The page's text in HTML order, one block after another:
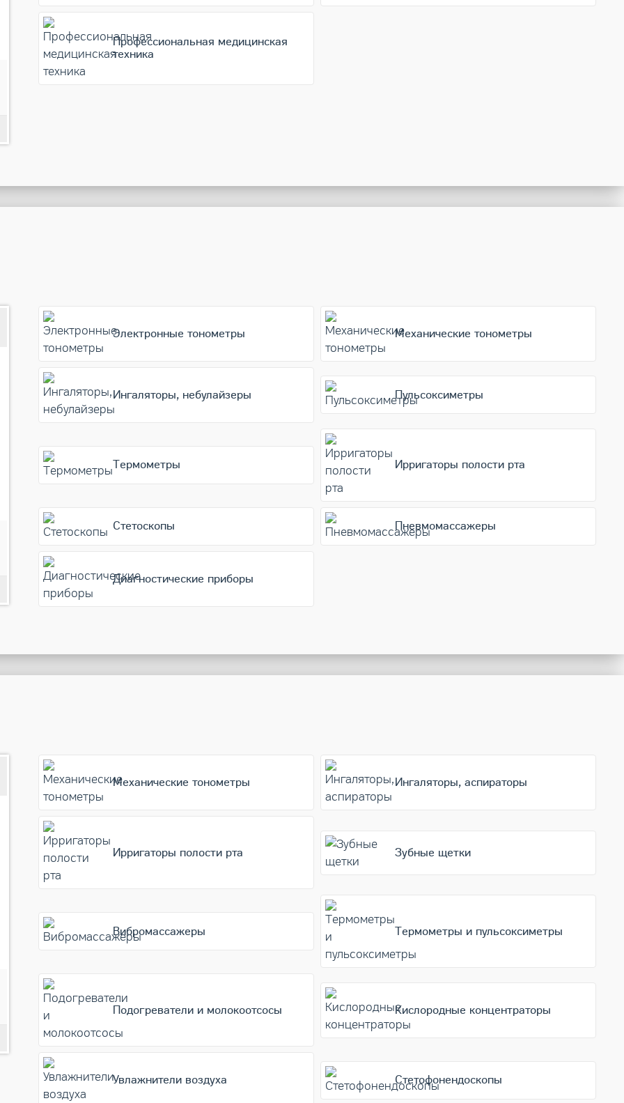
3 290
Профессиональная медицинская
техника
Небулайзер Little Doctor LD-812U
3 490
Электронные тонометры Механические тонометры
Ингаляторы, небулайзеры Пульсоксиметры
Термометры Ирригаторы полости рта
Стетоскопы Пневмомассажеры
Диагностические приборы
4 708
Механические тонометры Ингаляторы, аспираторы
Ирригаторы полости рта Зубные щетки
Вибромассажеры Термометры и пульсоксиметры
Подогреватели и молокоотсосы Кислородные концентраторы
Увлажнители воздуха Стетофонендоскопы